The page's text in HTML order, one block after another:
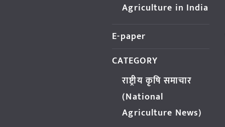
Agriculture in India
E-paper
CATEGORY
राष्ट्रीय कृषि समाचार
(National
Agriculture News)